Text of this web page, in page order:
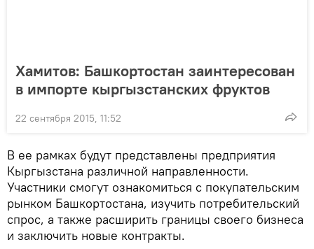
Хамитов: Башкортостан заинтересован
в импорте кыргызстанских фруктов
22 сентября 2015, 11:52
В ее рамках будут представлены предприятия
Кыргызстана различной направленности.
Участники смогут ознакомиться с покупательским
рынком Башкортостана, изучить потребительский
спрос, а также расширить границы своего бизнеса
и заключить новые контракты.